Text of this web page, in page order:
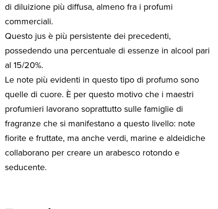
di diluizione più diffusa, almeno fra i profumi
commerciali.
Questo jus è più persistente dei precedenti,
possedendo una percentuale di essenze in alcool pari
al 15/20%.
Le note più evidenti in questo tipo di profumo sono
quelle di cuore. È per questo motivo che i maestri
profumieri lavorano soprattutto sulle famiglie di
fragranze che si manifestano a questo livello: note
fiorite e fruttate, ma anche verdi, marine e aldeidiche
collaborano per creare un arabesco rotondo e
seducente.